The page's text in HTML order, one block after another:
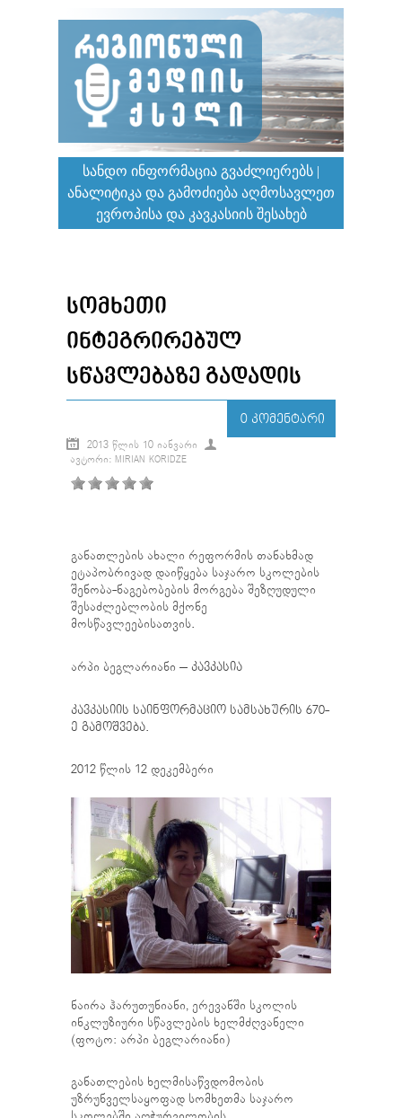
ᲡᲐᲜᲓᲝ ᲘᲜᲤᲝᲠᲛᲐᲪᲘᲐ ᲒᲕᲐᲫᲚᲘᲔᲠᲔᲑᲡ |
ᲐᲜᲐᲚᲘᲢᲘᲙᲐ ᲓᲐ ᲒᲐᲛᲝᲫᲘᲔᲑᲐ ᲐᲦᲛᲝᲡᲐᲕᲚᲔᲗ
ᲔᲕᲠᲝᲞᲘᲡᲐ ᲓᲐ ᲙᲐᲕᲙᲐᲡᲘᲘᲡ ᲨᲔᲡᲐᲮᲔᲑ
ᲡᲝᲛᲮᲔᲗᲘ
ᲘᲜᲢᲔᲒᲠᲘᲠᲔᲑᲣᲚ
ᲡᲬᲐᲕᲚᲔᲑᲐᲖᲔ ᲒᲐᲓᲐᲓᲘᲡ
0 ᲙᲝᲛᲔᲜᲢᲐᲠᲘ
2013 ᲬᲚᲘᲡ 10 ᲘᲐᲜᲕᲐᲠᲘ
ᲐᲕᲢᲝᲠᲘ: MIRIAN KORIDZE
განათლების ახალი რეფორმის თანახმად
ეტაპობრივად დაიწყება საჯარო სკოლების
შენობა-ნაგებობების მორგება შეზღუდული
შესაძლებლობის მქონე
მოსწავლეებისათვის.
არპი ბეგლარიანი – კავკასია
კავკასიის საინფორმაციო სამსახურის 670-
ე გამოშვება.
2012 წლის 12 დეკემბერი
ნაირა ჰარუთუნიანი, ერევანში სკოლის
ინკლუზიური სწავლების ხელმძღვანელი
(ფოტო: არპი ბეგლარიანი)
განათლების ხელმისაწვდომობის
უზრუნველსაყოფად სომხეთმა საჯარო